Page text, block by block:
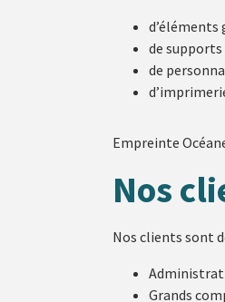
de
de
Empreinte
Nos
Nos clients sont
Grands